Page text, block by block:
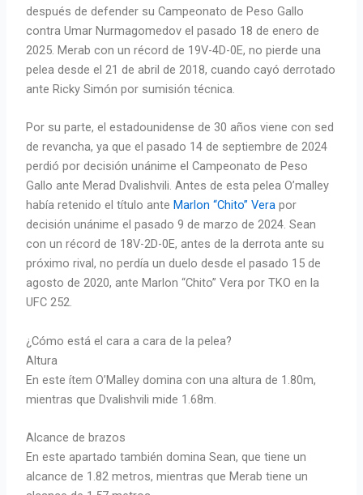
después de defender su Campeonato de Peso Gallo
contra Umar Nurmagomedov el pasado 18 de enero de
2025. Merab con un récord de 19V-4D-0E, no pierde una
pelea desde el 21 de abril de 2018, cuando cayó derrotado
ante Ricky Simón por sumisión técnica.
Por su parte, el estadounidense de 30 años viene con sed
de revancha, ya que el pasado 14 de septiembre de 2024
perdió por decisión unánime el Campeonato de Peso
Gallo ante Merad Dvalishvili. Antes de esta pelea O’malley
había retenido el título ante Marlon “Chito” Vera por
decisión unánime el pasado 9 de marzo de 2024. Sean
con un récord de 18V-2D-0E, antes de la derrota ante su
próximo rival, no perdía un duelo desde el pasado 15 de
agosto de 2020, ante Marlon “Chito” Vera por TKO en la
UFC 252.
¿Cómo está el cara a cara de la pelea?
Altura
En este ítem O’Malley domina con una altura de 1.80m,
mientras que Dvalishvili mide 1.68m.
Alcance de brazos
En este apartado también domina Sean, que tiene un
alcance de 1.82 metros, mientras que Merab tiene un